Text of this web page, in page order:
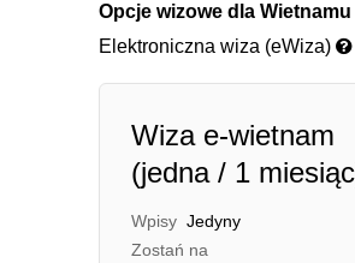
Opcje wizowe dla Wietnamu
Elektroniczna wiza (eWiza)
Wiza e-wietnam
(jedna / 1
Wpisy Jedyny
Zostań na